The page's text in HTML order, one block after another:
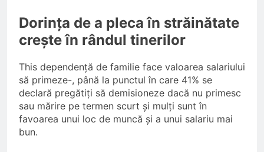
Dorința de a pleca în străinătate
crește în rândul tinerilor
This dependență de familie face valoarea salariului
să primeze-, până la punctul în care 41% se
declară pregătiți să demisioneze dacă nu primesc
sau mărire pe termen scurt și mulți sunt în
favoarea unui loc de muncă și a unui salariu mai
bun.